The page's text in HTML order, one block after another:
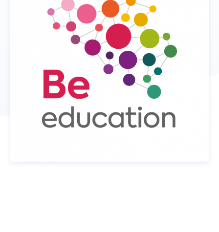
Donateurs
ACTUALITÉS
CONTACT
NOUS SOUTENIR